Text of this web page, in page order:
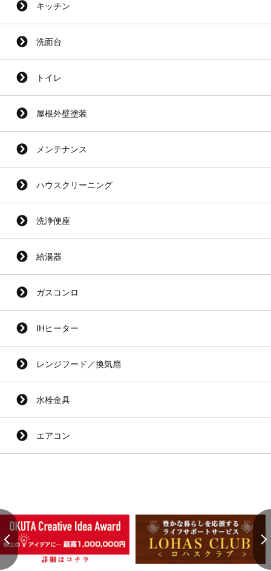
キッチン
洗面台
トイレ
屋根外壁塗装
メンテナンス
ハウスクリーニング
洗浄便座
給湯器
ガスコンロ
IHヒーター
レンジフード／換気扇
水栓金具
エアコン